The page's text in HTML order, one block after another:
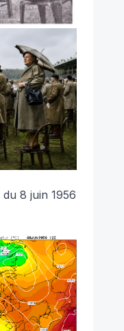
du 8 juin 1956